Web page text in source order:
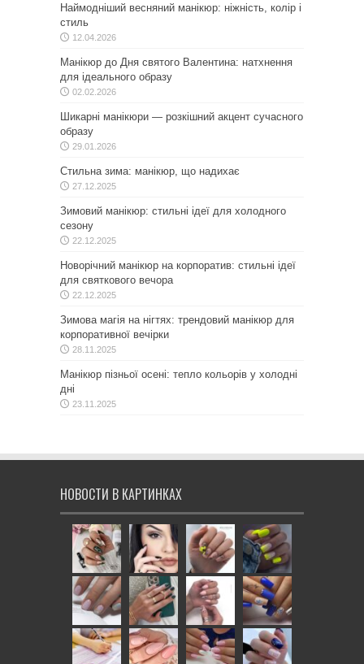
Наймодніший весняний манікюр: ніжність, колір і
стиль
12.04.2026
Манікюр до Дня святого Валентина: натхнення
для ідеального образу
02.02.2026
Шикарні манікюри — розкішний акцент сучасного
образу
29.01.2026
Стильна зима: манікюр, що надихає
27.12.2025
Зимовий манікюр: стильні ідеї для холодного
сезону
22.12.2025
Новорічний манікюр на корпоратив: стильні ідеї
для святкового вечора
22.12.2025
Зимова магія на нігтях: трендовий манікюр для
корпоративної вечірки
28.11.2025
Манікюр пізньої осені: тепло кольорів у холодні
дні
23.11.2025
НОВОСТИ В КАРТИНКАХ